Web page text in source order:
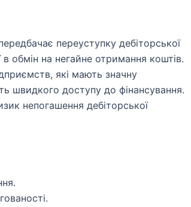
переуступку дебіторської
в обмін на негайне отримання коштів.
які мають значну
швидкого доступу до фінансування.
непогашення дебіторської